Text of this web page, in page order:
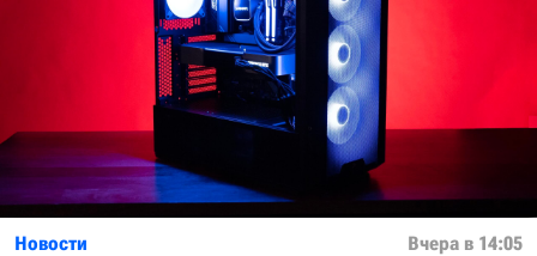
Новости Вчера в 14:05